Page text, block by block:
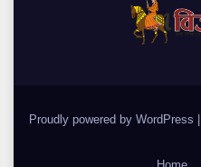
Proudly powered by WordPress